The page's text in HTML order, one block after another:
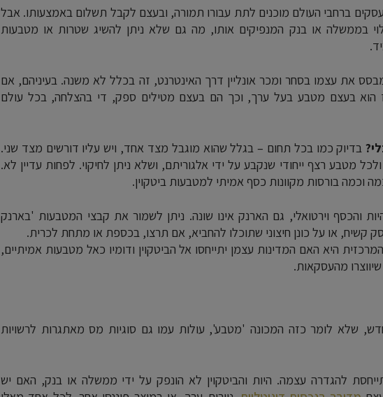
ברחבי העולם מוכנים לתת עבורו תמורה, ובעצם לקבל תשלום באמצעותו. אבל
בממשלה או בנק המנפיקים אותו, מה גם שלא ניתן להשיג שטרות או מטבעות
את עצמו בסחר ומכר אונליין דרך האינטרנט, זה בכלל לא משנה. בעיניהם, אם
הוא בעצם מטבע בעל ערך, וכך הם בעצם מטילים ספק, די בהצלחה, בכל עולם
בדיוק כמו בכל תחום – בגלל שהוא מוגבל מצד אחד, ויש עליו דורשים מצד שני.
מטבע רצף ייחודי שנקבע על ידי אלגוריתם, ושלא ניתן לחיקוי. לפחות עדיין לא.
וכמה בורסות מקוונות כסף אמיתי למטבעות ביטקוין.
והכסף וירטואלי, גם הארנק אינו שונה. ניתן לשמור את קבצי המטבעות 'בארנק
קשיח, או על כונן חיצוני שתוכלו להחביא, אם תרצו, בכספת או מתחת לכרית.
היא האם המדינות עצמן יתייחסו אל הביטקוין ודומיו כאל מטבעות אמיתיים,
מהעסקאות.
שלא לומר כזה המכונה 'מטבע', עולות עמו גם סוגיות מס מאתגרות לרשויות
להגדרה עצמה. היות והביטקוין לא הונפק על ידי ממשלה או בנק, האם יש